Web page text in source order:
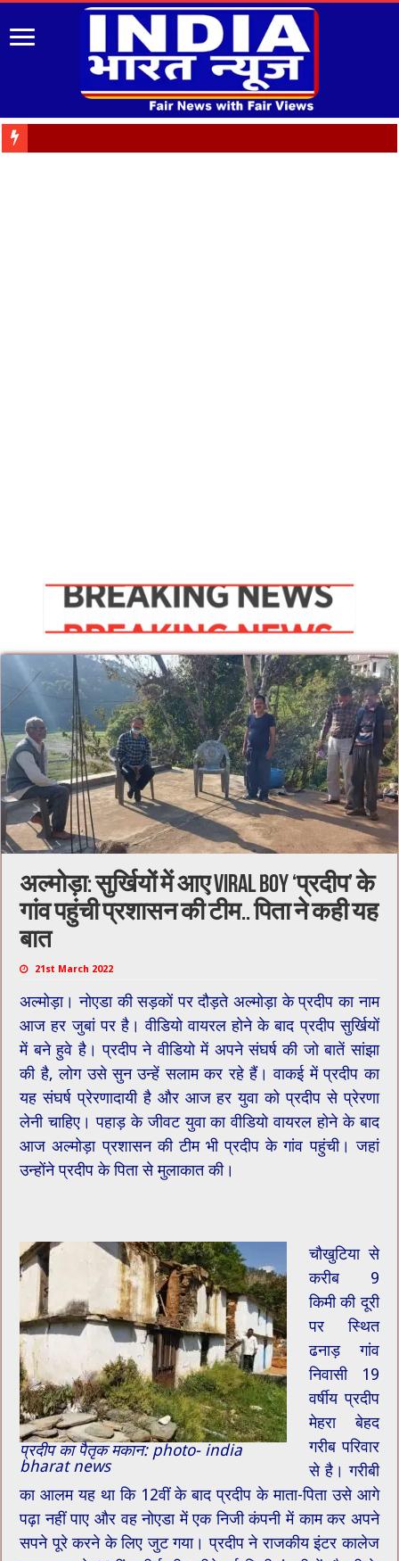
अल्मोड़ा: सुर्खियों में आए viral boy ‘प्रदीप’ के
गांव पहुंची प्रशासन की टीम.. पिता ने कही यह
बात
21st March 2022
अल्मोड़ा। नोएडा की सड़कों पर दौड़ते अल्मोड़ा के प्रदीप का नाम
आज हर जुबां पर है। वीडियो वायरल होने के बाद प्रदीप सुर्खियों
में बने हुवे है। प्रदीप ने वीडियो में अपने संघर्ष की जो बातें सांझा
की है, लोग उसे सुन उन्हें सलाम कर रहे हैं। वाकई में प्रदीप का
यह संघर्ष प्रेरणादायी है और आज हर युवा को प्रदीप से प्रेरणा
लेनी चाहिए। पहाड़ के जीवट युवा का वीडियो वायरल होने के बाद
आज अल्मोड़ा प्रशासन की टीम भी प्रदीप के गांव पहुंची। जहां
उन्होंने प्रदीप के पिता से मुलाकात की।
प्रदीप का पैतृक मकान: photo- india
bharat news
चौखुटिया से
करीब 9
किमी की दूरी
पर स्थित
ढनाड़ गांव
निवासी 19
वर्षीय प्रदीप
मेहरा बेहद
गरीब परिवार
से है। गरीबी
का आलम यह था कि 12वीं के बाद प्रदीप के माता-पिता उसे आगे
पढ़ा नहीं पाए और वह नोएडा में एक निजी कंपनी में काम कर अपने
सपने पूरे करने के लिए जुट गया। प्रदीप ने राजकीय इंटर कालेज